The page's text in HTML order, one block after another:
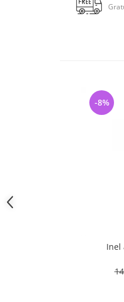
Inel
-8%